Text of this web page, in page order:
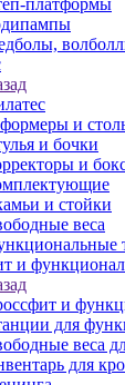
платформы
и
и бочки
и
и стойки
веса
и
и
для
веса
для